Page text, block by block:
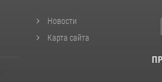
Новости
Карта сайта